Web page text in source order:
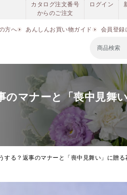
カタログ注文番号
からのご注文
ログイン
方へ あんしんお買い物ガイド 会員登録
のマナーと「喪中見舞
する？返事のマナーと「喪中見舞い」に贈